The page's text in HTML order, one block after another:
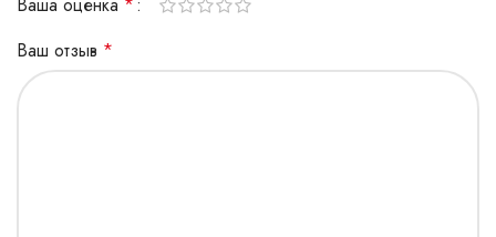
Ваш отзыв *